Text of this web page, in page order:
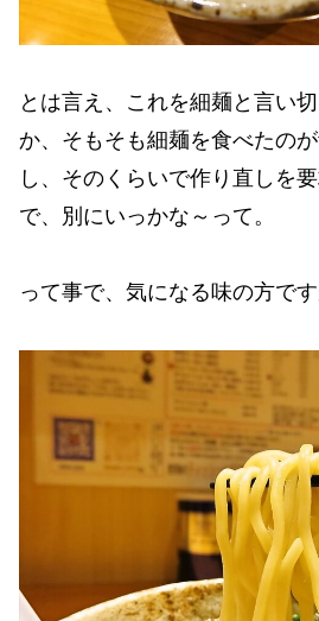
とは言え、これを細麺と言い
か、そもそも細麺を食べたの
し、そのくらいで作り直しを
で、別にいっかな～って。
って事で、気になる味の方で